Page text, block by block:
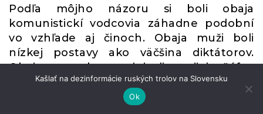
Podľa môjho názoru si boli obaja
komunistickí vodcovia záhadne podobní
vo vzhľade aj činoch. Obaja muži boli
nízkej postavy ako väčšina diktátorov.
Obaja so sebou priniesli svojich šéfov
zahraničných spravodajských služieb, ako
to priniesla väčšina komunistických
Kašlať na dezinformácie ruských trolov na Slovensku
Ok